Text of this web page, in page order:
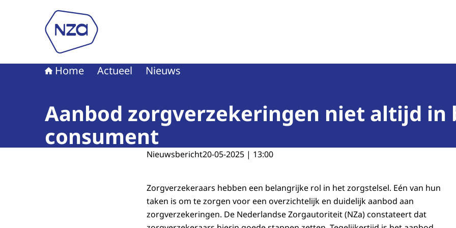
Home Actueel Nieuws
Aanbod zorgverzekeringen niet altijd in
consument
Nieuwsbericht20-05-2025 | 13:00
Zorgverzekeraars hebben een belangrijke rol in het zorgstelsel. Eén van hun
taken is om te zorgen voor een overzichtelijk en duidelijk aanbod aan
zorgverzekeringen. De Nederlandse Zorgautoriteit (NZa) constateert dat